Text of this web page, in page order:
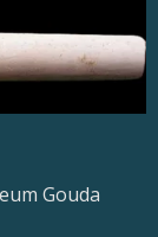
Gouda